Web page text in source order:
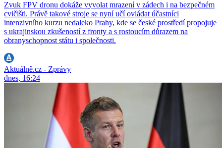
Zvuk FPV dronu dokáže vyvolat mrazení v zádech i na bezpečném
cvičišti. Právě takové stroje se nyní učí ovládat účastníci
intenzivního kurzu nedaleko Prahy, kde se české prostředí propojuje
s ukrajinskou zkušeností z fronty a s rostoucím důrazem na
obranyschopnost státu i společnosti.
Aktuálně.cz - Zprávy
dnes, 16:24